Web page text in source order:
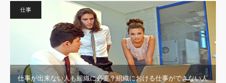
仕事
仕事が出来ない人も組織に必要？組織における仕事ができない人